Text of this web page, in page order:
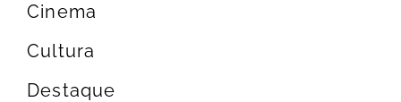
Cinema
Cultura
Destaque